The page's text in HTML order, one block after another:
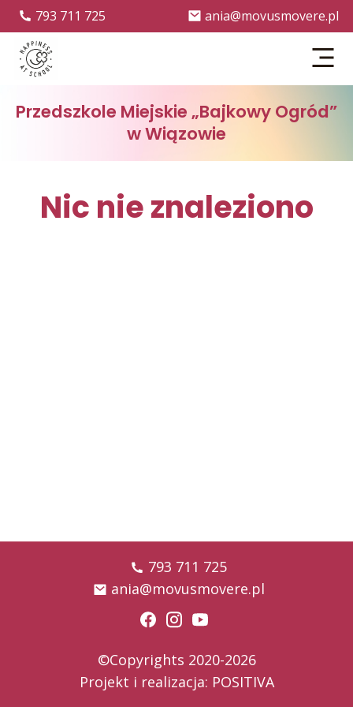
793 711 725 ania@movusmovere.pl
Menu
Przedszkole Miejskie „Bajkowy Ogród”
w Wiązowie
Nic nie znaleziono
793 711 725
ania@movusmovere.pl
©Copyrights 2020-2026
Projekt i realizacja: POSITIVA